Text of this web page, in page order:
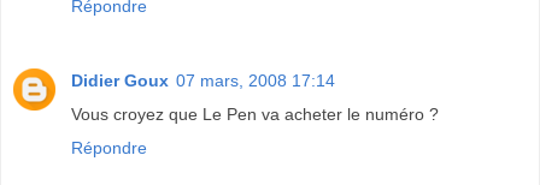
Répondre
Didier Goux 07 mars, 2008 17:14
Vous croyez que Le Pen va acheter le numéro ?
Répondre